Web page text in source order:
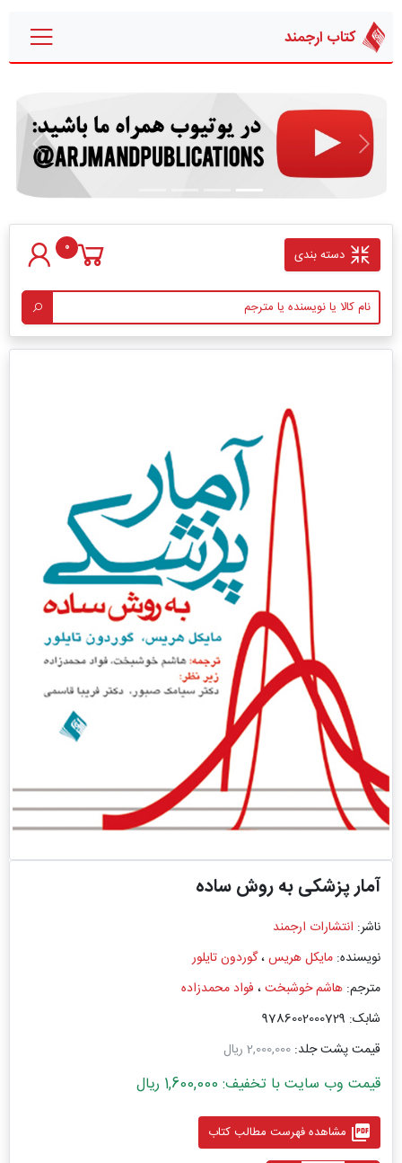
کتاب ارجمند
قبلی بعدی
دسته بندی 0
آمار پزشکی به روش ساده
ناشر: انتشارات ارجمند
نویسنده: مایکل هریس،گوردون تایلور
مترجم: هاشم خوشبخت، فواد محمدزاده
شابک: 9786002000729
قیمت پشت جلد: 2,000,000 ریال
قیمت وب سایت با تخفیف: 1,600,000 ریال
picture_as_pdf مشاهده فهرست مطالب کتاب